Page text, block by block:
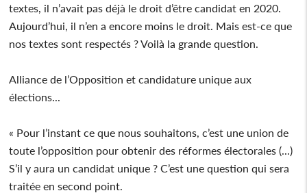
textes, il n’avait pas déjà le droit d’être candidat en 2020.
Aujourd’hui, il n’en a encore moins le droit. Mais est-ce que
nos textes sont respectés ? Voilà la grande question.
Alliance de l’Opposition et candidature unique aux
élections...
« Pour l’instant ce que nous souhaitons, c’est une union de
toute l’opposition pour obtenir des réformes électorales (...)
S’il y aura un candidat unique ? C’est une question qui sera
traitée en second point.